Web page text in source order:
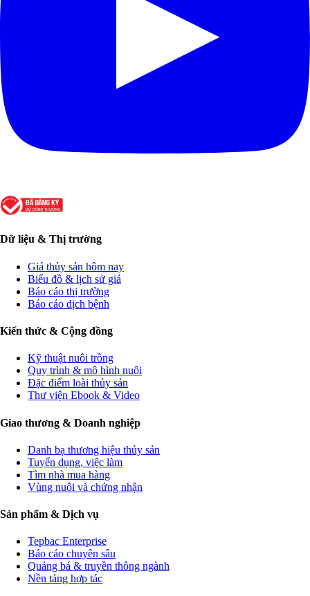
Dữ liệu & Thị trường
Giá thủy sản hôm nay
Biểu đồ & lịch sử giá
Báo cáo thị trường
Báo cáo dịch bệnh
Kiến thức & Cộng đồng
Kỹ thuật nuôi trồng
Quy trình & mô hình nuôi
Đặc điểm loài thủy sản
Thư viện Ebook & Video
Giao thương & Doanh nghiệp
Danh bạ thương hiệu thủy sản
Tuyển dụng, việc làm
Tìm nhà mua hàng
Vùng nuôi và chứng nhận
Sản phẩm & Dịch vụ
Tepbac Enterprise
Báo cáo chuyên sâu
Quảng bá & truyền thông ngành
Nền tảng hợp tác